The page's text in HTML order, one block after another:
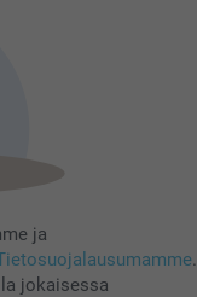
ja
.
jokaisessa